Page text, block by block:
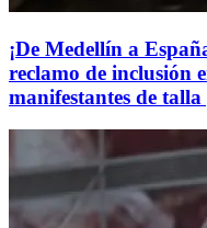
¡De Medellín a
reclamo de inclusión
manifestantes de